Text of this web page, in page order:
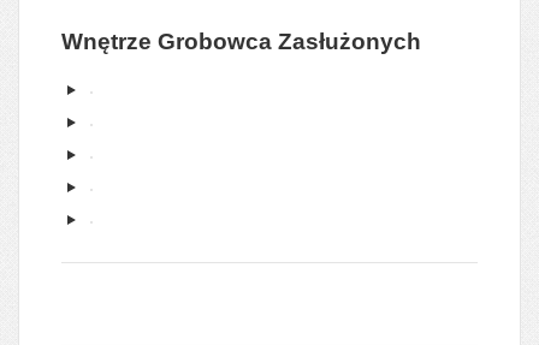
Wnętrze Grobowca Zasłużonych